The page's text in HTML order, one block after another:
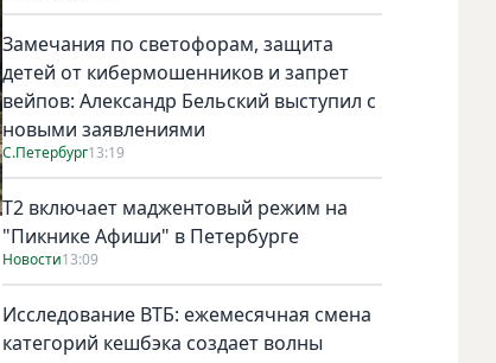
Замечания по светофорам, защита
детей от кибермошенников и запрет
вейпов: Александр Бельский выступил с
новыми заявлениями
С.Петербург13:19
Т2 включает маджентовый режим на
"Пикнике Афиши" в Петербурге
Новости13:09
Исследование ВТБ: ежемесячная смена
категорий кешбэка создает волны